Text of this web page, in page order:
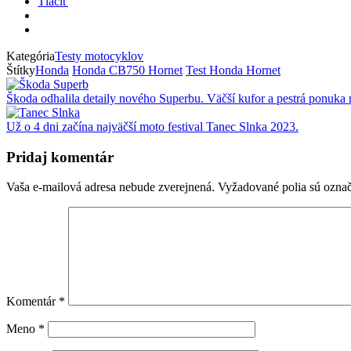
KategóriaTesty motocyklov
ŠtítkyHonda Honda CB750 Hornet Test Honda Hornet
Škoda odhalila detaily nového Superbu. Väčší kufor a pestrá ponuka
Už o 4 dni začína najväčší moto festival Tanec Slnka 2023.
Pridaj komentár
Vaša e-mailová adresa nebude zverejnená. Vyžadované polia sú
Komentár *
Meno *